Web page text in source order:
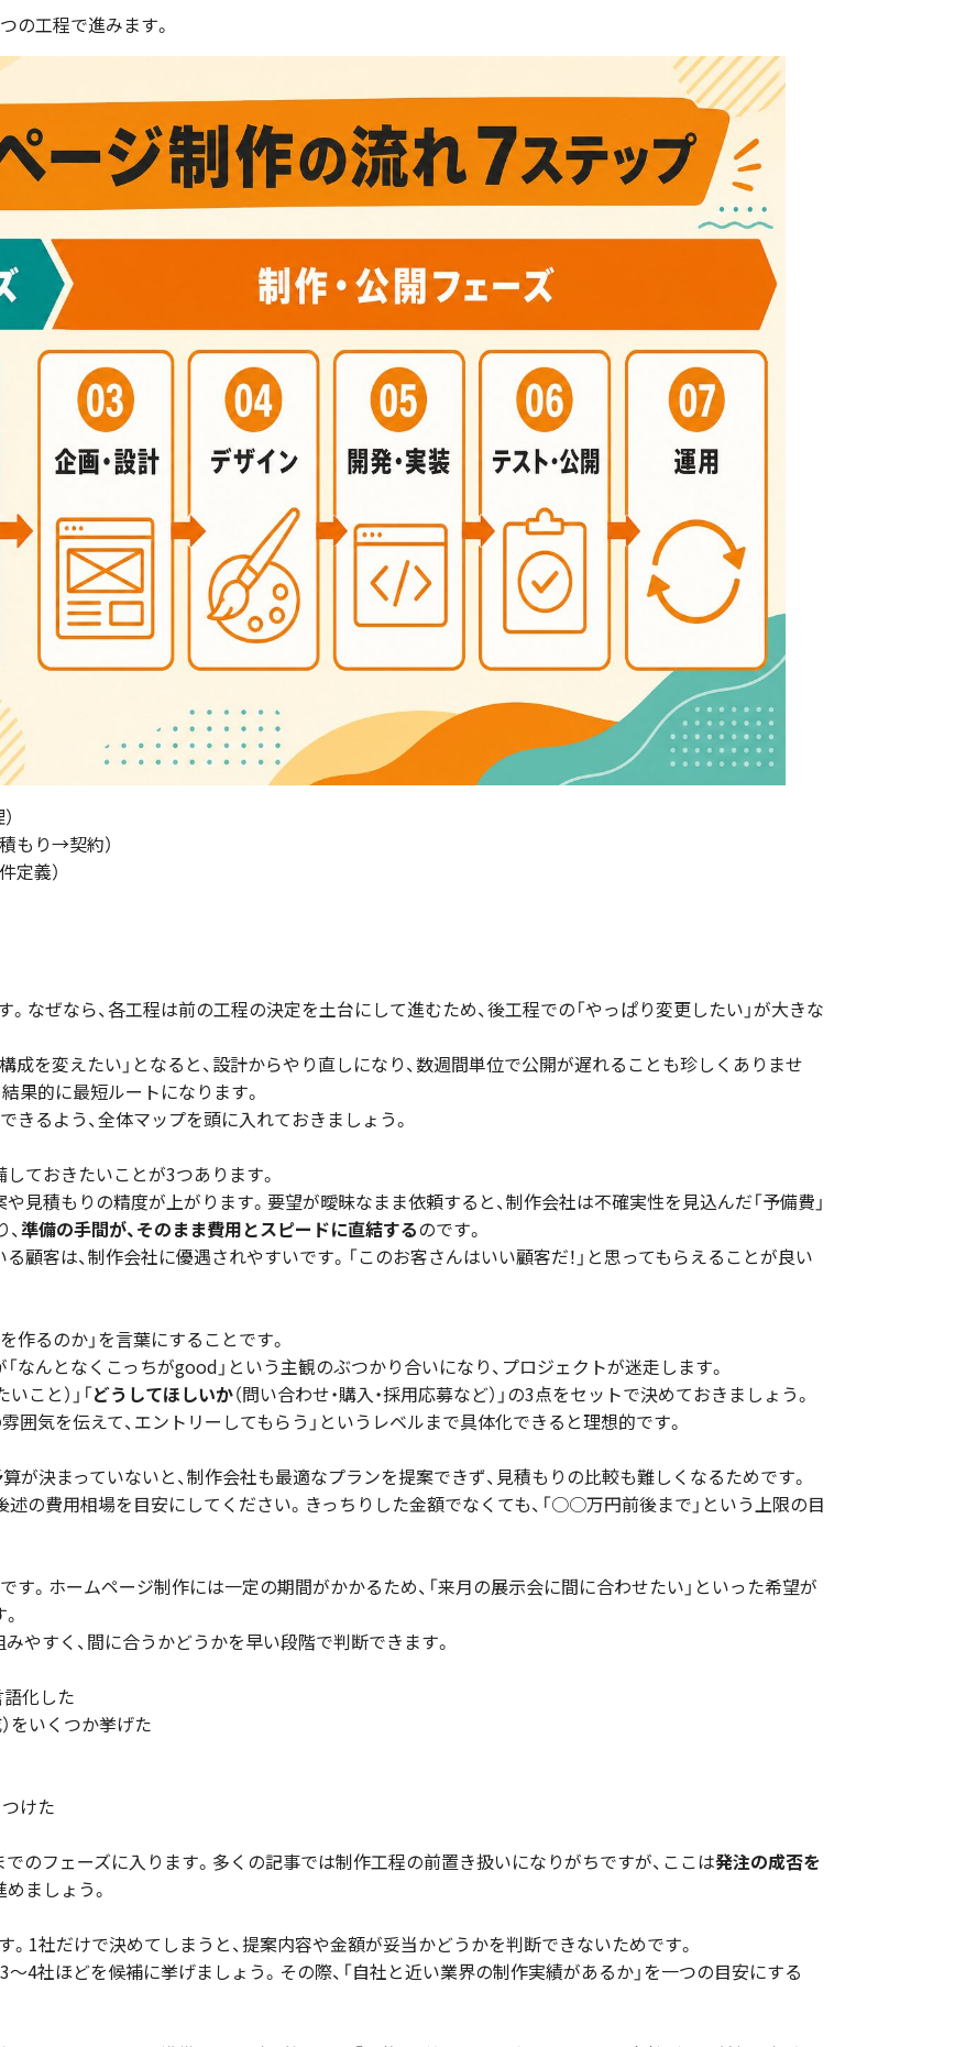
の工程で進みます。
もり→契約）
定義）
なぜなら、各工程は前の工程の決定を土台にして進むため、後工程での「やっぱり変更したい」が大きな
成を変えたい」となると、設計からやり直しになり、数週間単位で公開が遅れることも珍しくありませ
果的に最短ルートになります。
きるよう、全体マップを頭に入れておきましょう。
ておきたいことが3つあります。
見積もりの精度が上がります。要望が曖昧なまま依頼すると、制作会社は不確実性を見込んだ「予備費」
準備の手間が、そのまま費用とスピードに直結するのです。
顧客は、制作会社に優遇されやすいです。「このお客さんはいい顧客だ！」と思ってもらえることが良い
作るのか」を言葉にすることです。
なんとなくこっちがgood」という主観のぶつかり合いになり、プロジェクトが迷走します。
いこと）」「どうしてほしいか（問い合わせ・購入・採用応募など）」の3点をセットで決めておきましょう。
囲気を伝えて、エントリーしてもらう」というレベルまで具体化できると理想的です。
が決まっていないと、制作会社も最適なプランを提案できず、見積もりの比較も難しくなるためです。
述の費用相場を目安にしてください。きっちりした金額でなくても、「○○万円前後まで」という上限の目
す。ホームページ制作には一定の期間がかかるため、「来月の展示会に間に合わせたい」といった希望が
やすく、間に合うかどうかを早い段階で判断できます。
語化した
をいくつか挙げた
けた
のフェーズに入ります。多くの記事では制作工程の前置き扱いになりがちですが、ここは発注の成否を
ましょう。
1社だけで決めてしまうと、提案内容や金額が妥当かどうかを判断できないためです。
4社ほどを候補に挙げましょう。その際、「自社と近い業界の制作実績があるか」を一つの目安にする